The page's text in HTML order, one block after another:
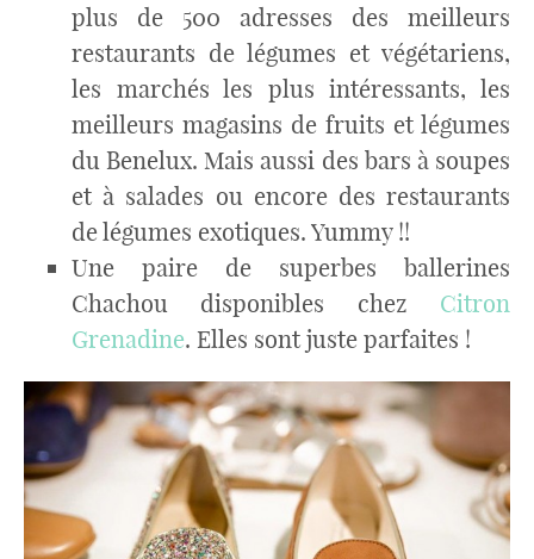
plus de 500 adresses des meilleurs
restaurants de légumes et végétariens,
les marchés les plus intéressants, les
meilleurs magasins de fruits et légumes
du Benelux. Mais aussi des bars à soupes
et à salades ou encore des restaurants
de légumes exotiques. Yummy !!
Une paire de superbes ballerines
Chachou disponibles chez Citron
Grenadine. Elles sont juste parfaites !